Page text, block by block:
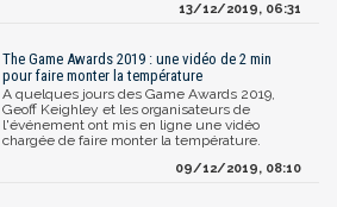
13/12/2019, 06:31
The Game Awards 2019 : une vidéo de 2 min
pour faire monter la température
A quelques jours des Game Awards 2019,
Geoff Keighley et les organisateurs de
l'événement ont mis en ligne une vidéo
chargée de faire monter la température.
09/12/2019, 08:10